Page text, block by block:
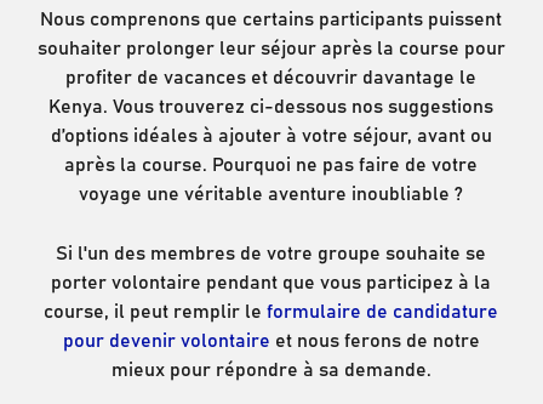
Nous comprenons que certains participants puissent
souhaiter prolonger leur séjour après la course pour
profiter de vacances et découvrir davantage le
Kenya. Vous trouverez ci-dessous nos suggestions
d’options idéales à ajouter à votre séjour, avant ou
après la course. Pourquoi ne pas faire de votre
voyage une véritable aventure inoubliable ?
Si l'un des membres de votre groupe souhaite se
porter volontaire pendant que vous participez à la
course, il peut remplir leformulaire de candidature
pour devenir volontaire et nous ferons de notre
mieux pour répondre à sa demande.